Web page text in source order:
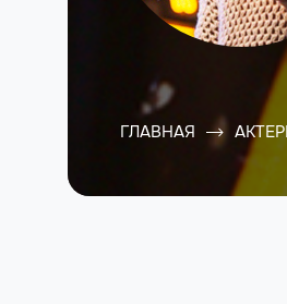
ГЛАВНАЯ